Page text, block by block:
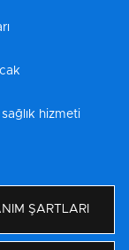
hizmeti
ŞARTLARI